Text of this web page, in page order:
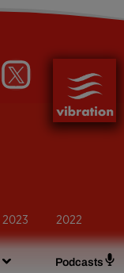
Podcasts
2023 2022